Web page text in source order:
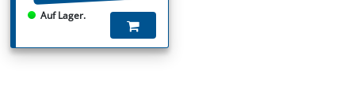
Auf Lager.